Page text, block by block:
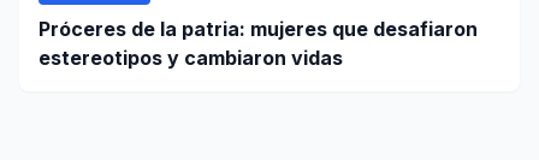
Próceres de la patria: mujeres que desafiaron
estereotipos y cambiaron vidas